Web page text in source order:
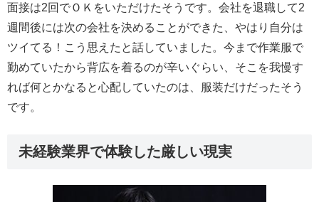
面接は2回でＯＫをいただけたそうです。会社を退職して2
週間後には次の会社を決めることができた、やはり自分は
ツイてる！こう思えたと話していました。今まで作業服で
勤めていたから背広を着るのが辛いぐらい、そこを我慢す
れば何とかなると心配していたのは、服装だけだったそう
です。
未経験業界で体験した厳しい現実